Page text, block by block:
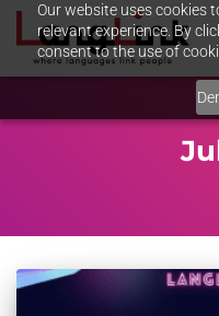
Our website uses cookies
relevant experience. By
consent to the use of